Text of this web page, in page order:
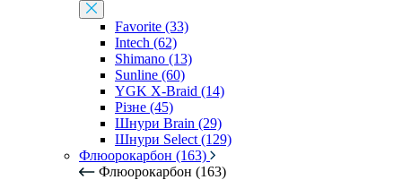
Favorite (33)
Intech (62)
Shimano (13)
Sunline (60)
YGK X-Braid (14)
Різне (45)
Шнури Brain (29)
Шнури Select (129)
Флюорокарбон (163)
Флюорокарбон (163)